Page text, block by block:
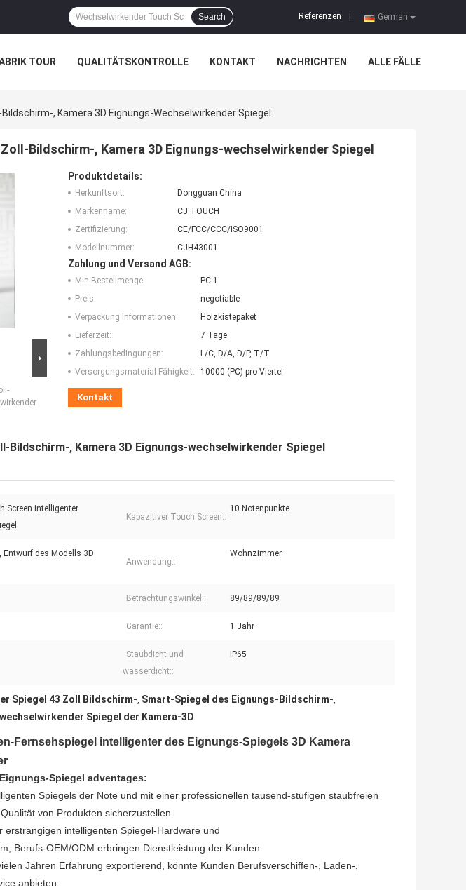
German
Referenzen
Search
TOUR QUALITÄTSKONTROLLE KONTAKT NACHRICHTEN ALLE FÄLLE
, Kamera 3D Eignungs-Wechselwirkender Spiegel
Bildschirm-, Kamera 3D Eignungs-wechselwirkender Spiegel
Produktdetails:
Herkunftsort:
Dongguan China
Markenname:
CJ TOUCH
Zertifizierung:
CE/FCC/CCC/ISO9001
Modellnummer:
CJH43001
Zahlung und Versand AGB:
Min Bestellmenge:
PC 1
Preis:
negotiable
Verpackung Informationen:
Holzkistepaket
Lieferzeit:
7 Tage
Zahlungsbedingungen:
L/C, D/A, D/P, T/T
Versorgungsmaterial-Fähigkeit:
10000 (PC) pro Viertel
Kontakt
Bildschirm-, Kamera 3D Eignungs-wechselwirkender Spiegel
Screen intelligenter
Kapazitiver Touch Screen::
10 Notenpunkte
Entwurf des Modells 3D
Anwendung::
Wohnzimmer
Betrachtungswinkel:: 89/89/89/89
Garantie:: 1 Jahr
Staubdicht und
wasserdicht::
IP65
Spiegel 43 Zoll Bildschirm-, Smart-Spiegel des Eignungs-Bildschirm-,
Spiegel der Kamera-3D
Fernsehspiegel intelligenter des Eignungs-Spiegels 3D Kamera
Spiegel adventages:
Spiegels der Note und mit einer professionellen tausend-stufigen staubfreien
von Produkten sicherzustellen.
intelligenten Spiegel-Hardware und
Berufs-OEM/ODM erbringen Dienstleistung der Kunden.
Jahren Erfahrung exportierend, könnte Kunden Berufsverschiffen-, Laden-,
anbieten.